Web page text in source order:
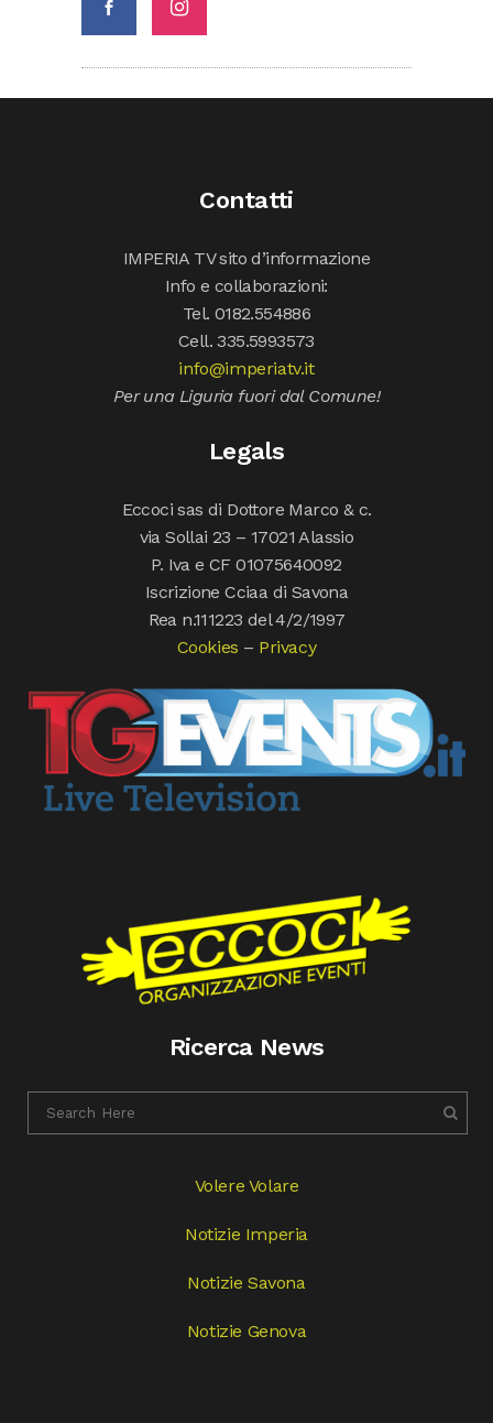
Contatti
IMPERIA TV sito d’informazione
Info e collaborazioni:
Tel. 0182.554886
Cell. 335.5993573
info@imperiatv.it
Per una Liguria fuori dal Comune!
Legals
Eccoci sas di Dottore Marco & c.
via Sollai 23 – 17021 Alassio
P. Iva e CF 01075640092
Iscrizione Cciaa di Savona
Rea n.111223 del 4/2/1997
Cookies – Privacy
Ricerca News
Volere Volare
Notizie Imperia
Notizie Savona
Notizie Genova